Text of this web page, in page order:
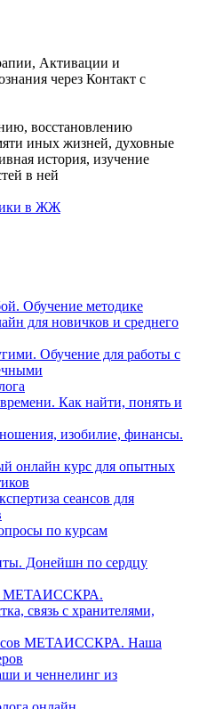
Активации и
через Контакт с
восстановлению
иных жизней, духовные
история, изучение
в ней
Обучение методике
для новичков и среднего
Обучение для работы с
Как найти, понять и
изобилие, финансы.
онлайн курс для опытных
сеансов для
по курсам
Донейшн по сердцу
МЕТАИССКРА.
связь с хранителями,
МЕТАИССКРА. Наша
и ченнелинг из